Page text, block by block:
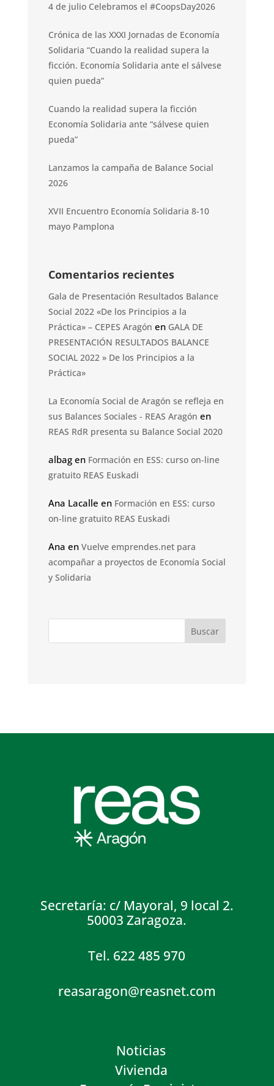
4 de julio Celebramos el #CoopsDay2026
Crónica de las XXXI Jornadas de Economía
Solidaria “Cuando la realidad supera la
ficción. Economía Solidaria ante el sálvese
quien pueda”
Cuando la realidad supera la ficción
Economía Solidaria ante “sálvese quien
pueda”
Lanzamos la campaña de Balance Social
2026
XVII Encuentro Economía Solidaria 8-10
mayo Pamplona
Comentarios recientes
Gala de Presentación Resultados Balance
Social 2022 «De los Principios a la
Práctica» – CEPES Aragón en GALA DE
PRESENTACIÓN RESULTADOS BALANCE
SOCIAL 2022 » De los Principios a la
Práctica»
La Economía Social de Aragón se refleja en
sus Balances Sociales - REAS Aragón en
REAS RdR presenta su Balance Social 2020
albagen Formación en ESS: curso on-line
gratuito REAS Euskadi
Ana Lacalle en Formación en ESS: curso
on-line gratuito REAS Euskadi
Ana en Vuelve emprendes.net para
acompañar a proyectos de Economía Social
y Solidaria
Secretaría: c/ Mayoral, 9 local 2.
50003 Zaragoza.
Tel. 622 485 970
reasaragon@reasnet.com
Noticias
Vivienda